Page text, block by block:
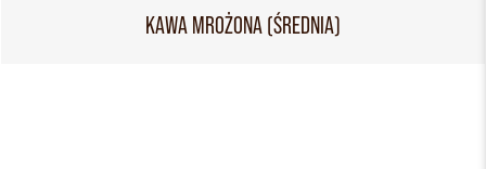
KAWA MROŻONA (ŚREDNIA)